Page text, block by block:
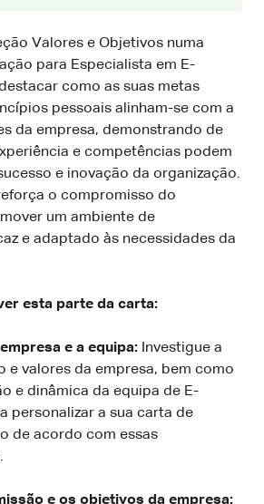
Valores e Objetivos numa
para Especialista em E-
como as suas metas
pessoais alinham-se com a
da empresa, demonstrando de
e competências podem
e inovação da organização.
o compromisso do
um ambiente de
e adaptado às necessidades da
esta parte da carta:
e a equipa: Investigue a
e valores da empresa, bem como
e dinâmica da equipa de E-
personalizar a sua carta de
de acordo com essas
e os objetivos da empresa: